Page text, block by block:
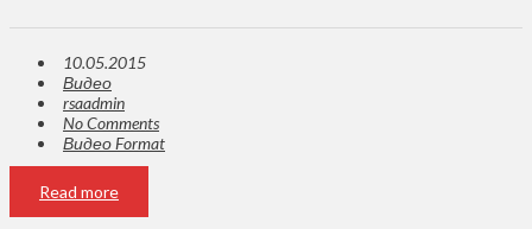
10.05.2015
Видео
rsaadmin
No Comments
Видео Format
Read more